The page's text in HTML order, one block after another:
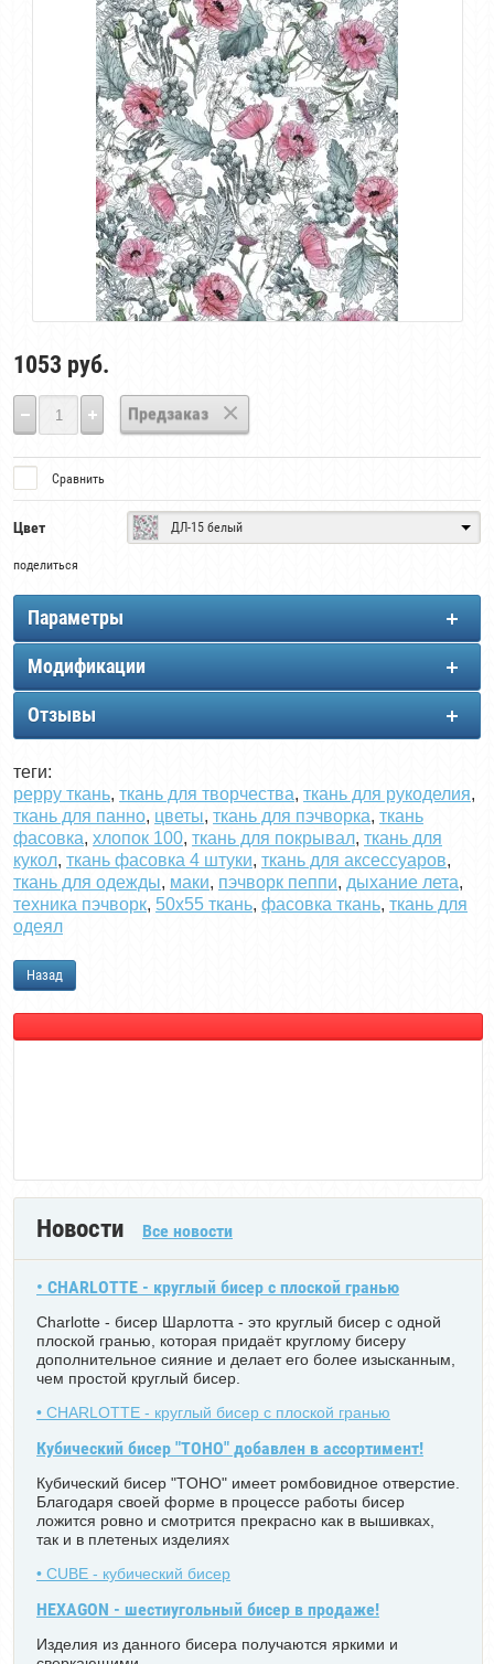
1053 руб.
Предзаказ
Сравнить
Цвет ДЛ-15 белый
поделиться
Параметры
Модификации
Отзывы
теги:
peppy ткань, ткань для творчества, ткань для рукоделия,
ткань для панно, цветы, ткань для пэчворка, ткань
фасовка, хлопок 100, ткань для покрывал, ткань для
кукол, ткань фасовка 4 штуки, ткань для аксессуаров,
ткань для одежды, маки, пэчворк пеппи, дыхание лета,
техника пэчворк, 50х55 ткань, фасовка ткань, ткань для
одеял
Назад
Новости Все новости
• CHARLOTTE - круглый бисер с плоской гранью
Charlotte - бисер Шарлотта - это круглый бисер с одной
плоской гранью, которая придаёт круглому бисеру
дополнительное сияние и делает его более изысканным,
чем простой круглый бисер.
• CHARLOTTE - круглый бисер с плоской гранью
Кубический бисер "TOHO" добавлен в ассортимент!
Кубический бисер "TOHO" имеет ромбовидное отверстие.
Благодаря своей форме в процессе работы бисер
ложится ровно и смотрится прекрасно как в вышивках,
так и в плетеных изделиях
• CUBE - кубический бисер
HEXAGON - шестиугольный бисер в продаже!
Изделия из данного бисера получаются яркими и